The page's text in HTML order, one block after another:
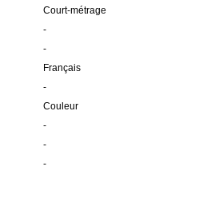
Court-métrage
-
-
Français
-
Couleur
-
-
-